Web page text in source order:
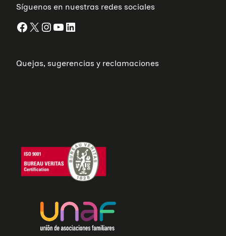
Síguenos en nuestras redes sociales
Facebook X InstagramYouTube LinkedIn
Quejas, sugerencias y reclamaciones